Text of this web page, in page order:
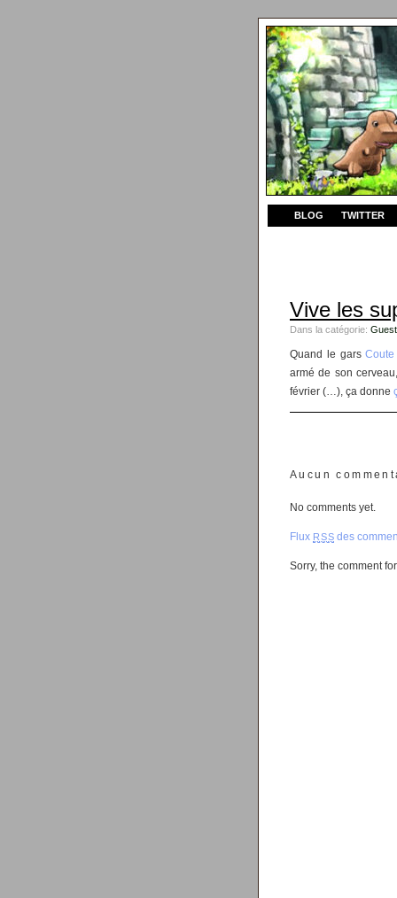
BLOG TWITTER
Vive les
Dans la catégorie:
Quand le garsCoute
armé de son
février (…), ça donne
Aucun
No comments yet.
Flux RSS des
Sorry, the comment